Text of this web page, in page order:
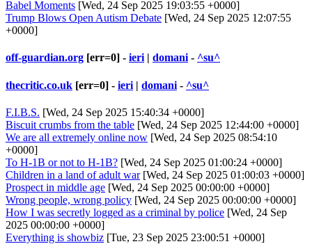
Babel Moments [Wed, 24 Sep 2025 19:03:55 +0000]
Trump Blows Open Autism Debate [Wed, 24 Sep 2025 12:07:55
+0000]
off-guardian.org [err=0] - ieri| domani- ^su^
thecritic.co.uk [err=0] - ieri | domani - ^su^
F.I.B.S. [Wed, 24 Sep 2025 15:40:34 +0000]
Biscuit crumbs from the table [Wed, 24 Sep 2025 12:44:00 +0000]
We are all extremely online now [Wed, 24 Sep 2025 08:54:10
+0000]
To H-1B or not to H-1B? [Wed, 24 Sep 2025 01:00:24 +0000]
Children in a land of adult war[Wed, 24 Sep 2025 01:00:03 +0000]
Prospect in middle age [Wed, 24 Sep 2025 00:00:00 +0000]
Wrong people, wrong policy [Wed, 24 Sep 2025 00:00:00 +0000]
How I was secretly logged as a criminal by police [Wed, 24 Sep
2025 00:00:00 +0000]
Everything is showbiz [Tue, 23 Sep 2025 23:00:51 +0000]